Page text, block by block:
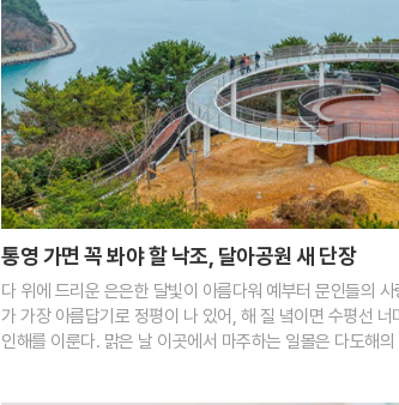
통영 가면 꼭 봐야 할 낙조, 달아공원 새 단장
다 위에 드리운 은은한 달빛이 아름다워 예부터 문인들의
가 가장 아름답기로 정평이 나 있어, 해 질 녘이면 수평선
인해를 이룬다. 맑은 날 이곳에서 마주하는 일몰은 다도해